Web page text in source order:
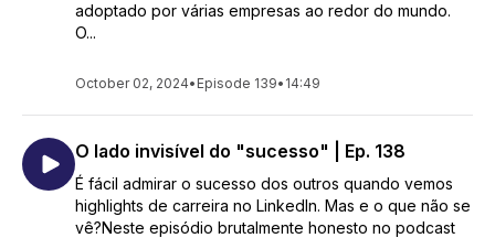
adoptado por várias empresas ao redor do mundo.
O...
October 02, 2024• Episode 139• 14:49
O lado invisível do "sucesso" | Ep. 138
É fácil admirar o sucesso dos outros quando vemos
highlights de carreira no LinkedIn. Mas e o que não se
vê?Neste episódio brutalmente honesto no podcast